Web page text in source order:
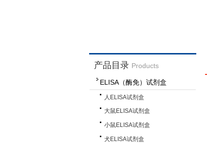
产品目录 Products
ELISA（酶免）试剂盒
人ELISA试剂盒
大鼠ELISA试剂盒
小鼠ELISA试剂盒
犬ELISA试剂盒